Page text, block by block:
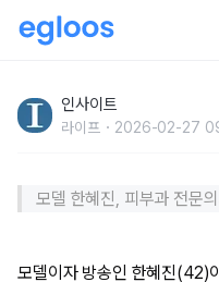
하는 건 ‘이것’” (영상)
인사이트
라이프 2026-02-27
모델 한혜진, 피부과 전문
모델이자 방송인 한혜진(42)